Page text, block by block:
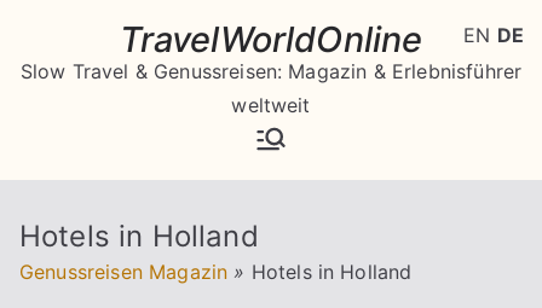
springen
TravelWorldOnline
Slow Travel & Genussreisen: Magazin & Erlebnisführer
weltweit
Hotels in Holland
Genussreisen Magazin » Hotels in Holland
EN DE